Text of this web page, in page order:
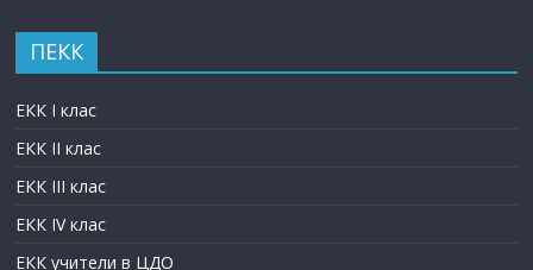
ПЕКК
ЕКК I клас
ЕКК II клас
ЕКК III клас
ЕКК IV клас
ЕКК учители в ЦДО